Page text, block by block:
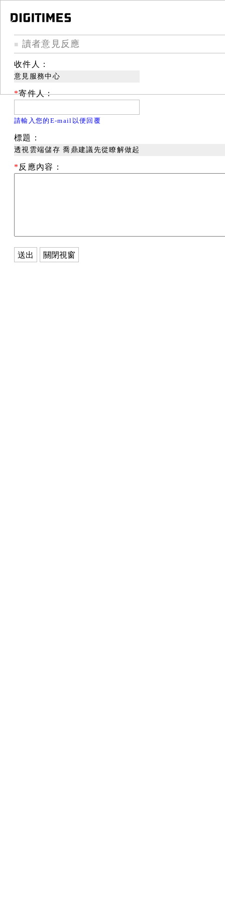
■ 讀者意見反應
收件人：
意見服務中心
*寄件人：
請輸入您的E-mail以便回覆
標題：
透視雲端儲存 喬鼎建議先從瞭解做起
* 反應內容：